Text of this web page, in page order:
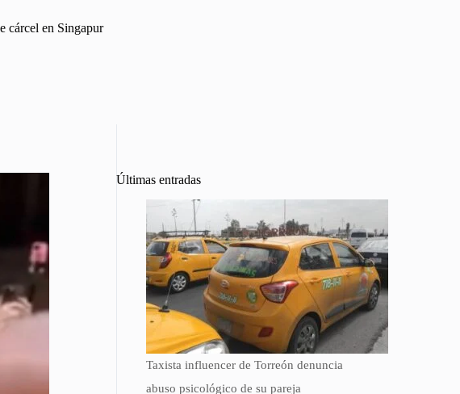
cárcel en Singapur
Últimas entradas
Taxista influencer de Torreón denuncia
abuso psicológico de su pareja